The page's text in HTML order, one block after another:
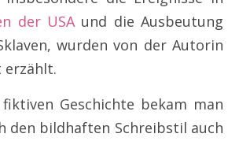
der USAund die Ausbeutung
wurden von der Autorin
erzählt.
Geschichte bekam man
den bildhaften Schreibstil auch